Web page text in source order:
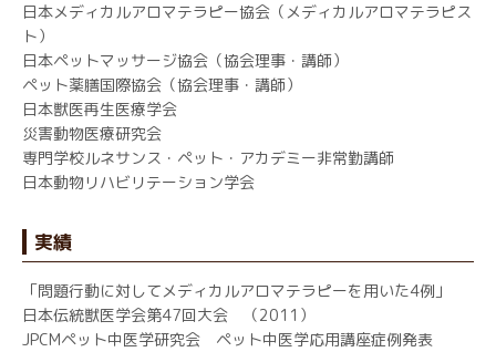
日本メディカルアロマテラピー協会（メディカルアロマテラピス
ト）
日本ペットマッサージ協会（協会理事・講師）
ペット薬膳国際協会（協会理事・講師）
日本獣医再生医療学会
災害動物医療研究会
専門学校ルネサンス・ペット・アカデミー非常勤講師
日本動物リハビリテーション学会
実績
「問題行動に対してメディカルアロマテラピーを用いた4例」
日本伝統獣医学会第47回大会 （2011）
JPCMペット中医学研究会 ペット中医学応用講座症例発表